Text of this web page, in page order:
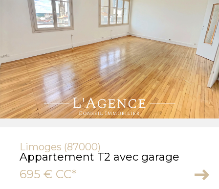
Limoges (87000)
Appartement T2 avec garage
695 € CC*